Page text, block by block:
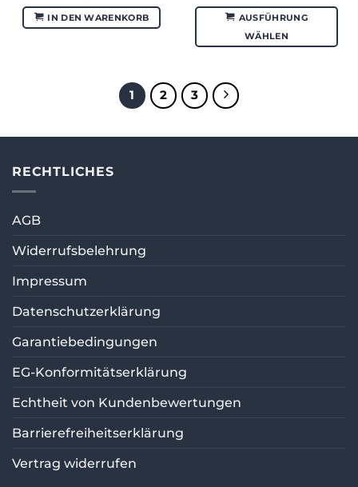
IN DEN WARENKORB
AUSFÜHRUNG
WÄHLEN
auf.
1 2 3
RECHTLICHES
AGB
Widerrufsbelehrung
Impressum
Datenschutzerklärung
Garantiebedingungen
EG-Konformitätserklärung
Echtheit von Kundenbewertungen
Barrierefreiheitserklärung
Vertrag widerrufen